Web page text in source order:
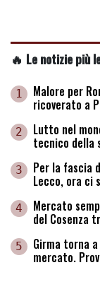
🔥 Le notizie più
1 Malore per
ricoverato a
2 Lutto nel
tecnico della
3 Per la fascia
Lecco, ora ci
4 Mercato
del Cosenza
5 Girma torna
mercato.